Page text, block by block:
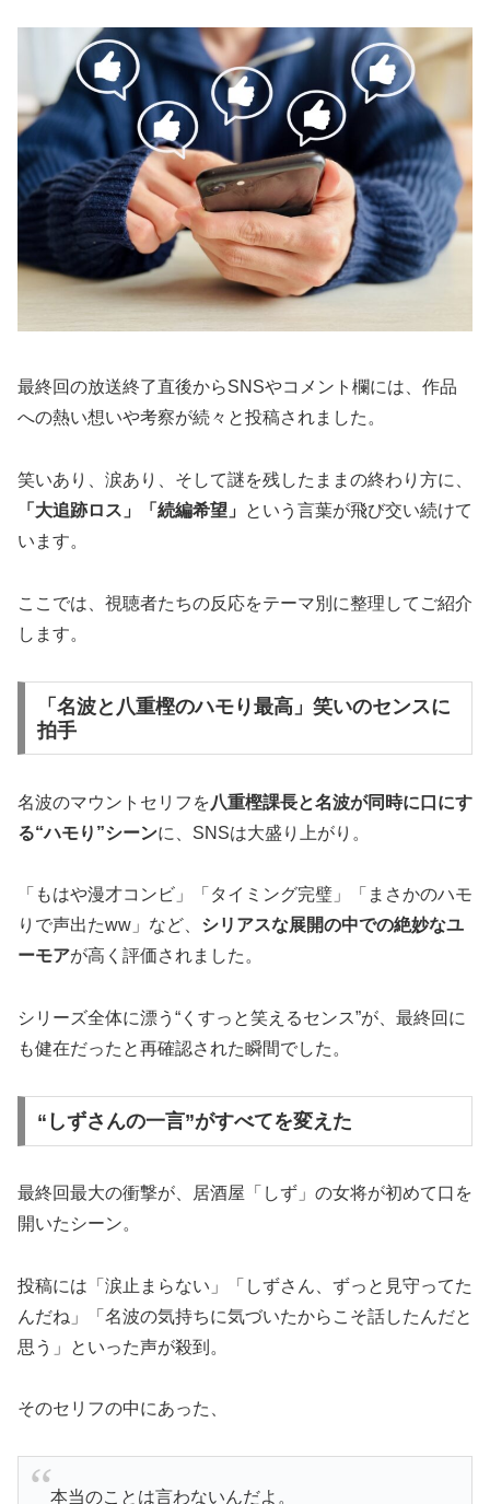
最終回の放送終了直後からSNSやコメント欄には、作品
への熱い想いや考察が続々と投稿されました。
笑いあり、涙あり、そして謎を残したままの終わり方に、
「大追跡ロス」「続編希望」
という言葉が飛び交い続けて
います。
ここでは、視聴者たちの反応をテーマ別に整理してご紹介
します。
「名波と八重樫のハモり最高」笑いのセンスに
拍手
名波のマウントセリフを八重樫課長と名波が同時に口にす
る“ハモり”シーンに、SNSは大盛り上がり。
「もはや漫才コンビ」「タイミング完璧」「まさかのハモ
りで声出たww」など、 シリアスな展開の中での絶妙なユ
ーモアが高く評価されました。
シリーズ全体に漂う“くすっと笑えるセンス”が、最終回に
も健在だったと再確認された瞬間でした。
“しずさんの一言”がすべてを変えた
最終回最大の衝撃が、居酒屋「しず」の女将が初めて口を
開いたシーン。
投稿には「涙止まらない」「しずさん、ずっと見守ってた
んだね」「名波の気持ちに気づいたからこそ話したんだと
思う」といった声が殺到。
そのセリフの中にあった、
本当のことは言わないんだよ。